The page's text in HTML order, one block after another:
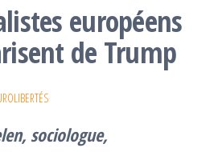
européens
de Trump
sociologue,